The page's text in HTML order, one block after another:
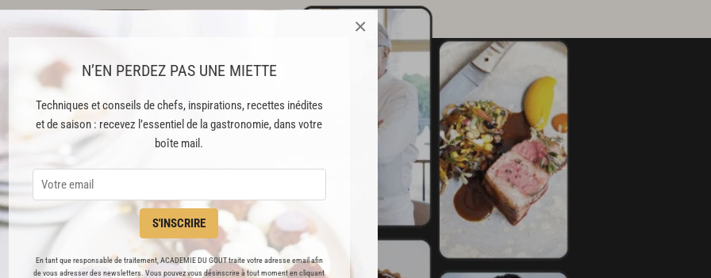
N’EN PERDEZ PAS UNE MIETTE
Techniques et conseils de chefs, inspirations, recettes inédites
et de saison : recevez l’essentiel de la gastronomie, dans votre
boîte mail.
S'INSCRIRE
En tant que responsable de traitement, ACADEMIE DU GOUT traite votre adresse email afin
de vous adresser des newsletters. Vous pouvez vous désinscrire à tout moment en cliquant
×
PREMIUM
ACCESSIBLE !